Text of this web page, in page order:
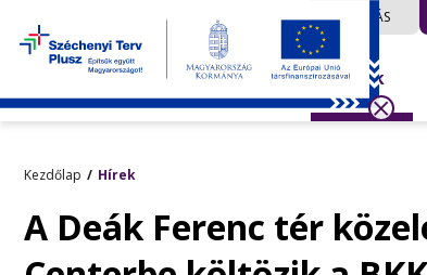
UTAZÁS
Hírek
Kezdőlap Hírek
A Deák Ferenc tér